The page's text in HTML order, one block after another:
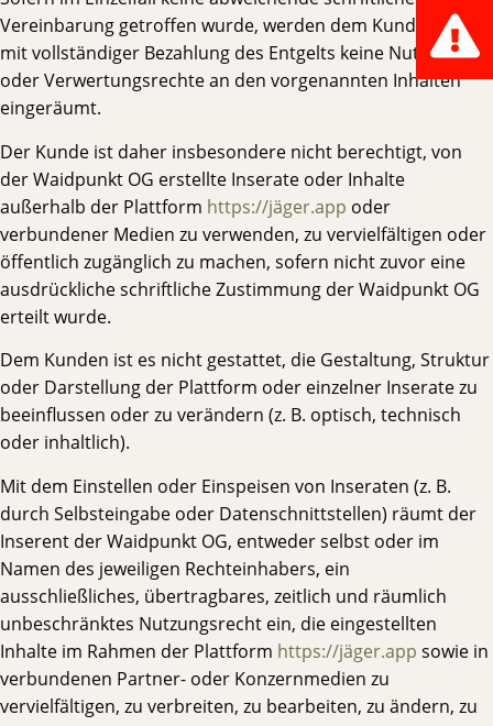
Vereinbarung getroffen wurde, werden dem Kunden auch
mit vollständiger Bezahlung des Entgelts keine Nutzungs-
oder Verwertungsrechte an den vorgenannten Inhalten
eingeräumt.
Der Kunde ist daher insbesondere nicht berechtigt, von
der Waidpunkt OG erstellte Inserate oder Inhalte
außerhalb der Plattform https://jäger.app oder
verbundener Medien zu verwenden, zu vervielfältigen oder
öffentlich zugänglich zu machen, sofern nicht zuvor eine
ausdrückliche schriftliche Zustimmung der Waidpunkt OG
erteilt wurde.
Dem Kunden ist es nicht gestattet, die Gestaltung, Struktur
oder Darstellung der Plattform oder einzelner Inserate zu
beeinflussen oder zu verändern (z. B. optisch, technisch
oder inhaltlich).
Mit dem Einstellen oder Einspeisen von Inseraten (z. B.
durch Selbsteingabe oder Datenschnittstellen) räumt der
Inserent der Waidpunkt OG, entweder selbst oder im
Namen des jeweiligen Rechteinhabers, ein
ausschließliches, übertragbares, zeitlich und räumlich
unbeschränktes Nutzungsrecht ein, die eingestellten
Inhalte im Rahmen der Plattform https://jäger.app sowie in
verbundenen Partner- oder Konzernmedien zu
vervielfältigen, zu verbreiten, zu bearbeiten, zu ändern, zu